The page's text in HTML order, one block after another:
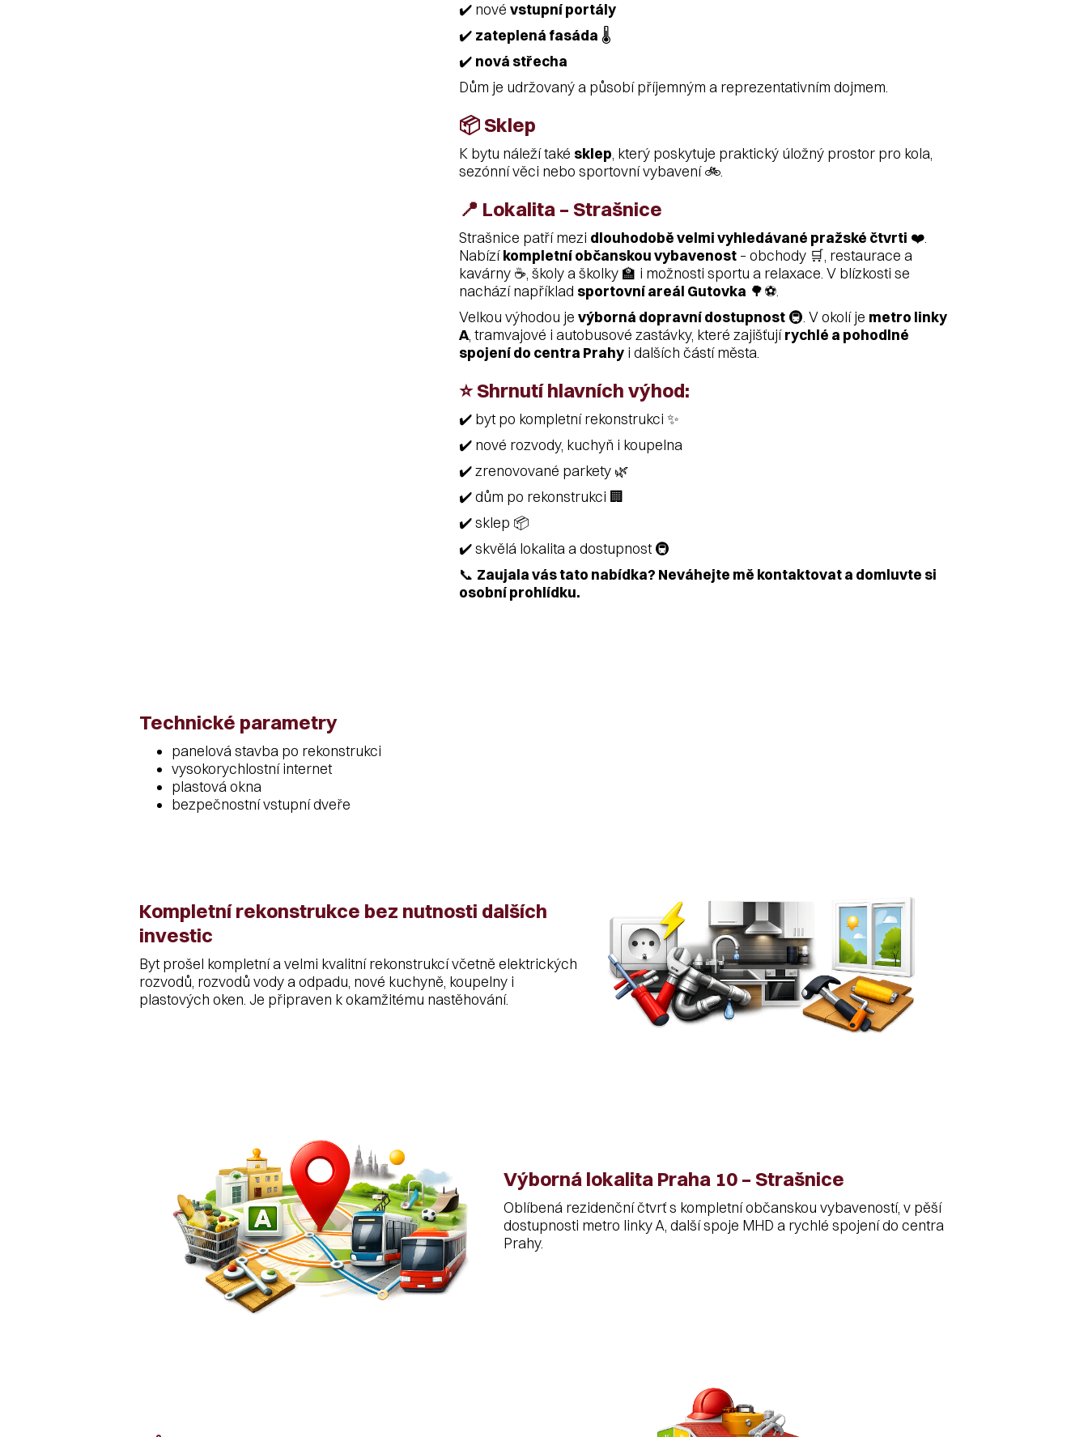
✔️ nové vstupní portály
✔️ zateplená fasáda 🌡️
✔️ nová střecha
Dům je udržovaný a působí příjemným a reprezentativním dojmem.
📦 Sklep
K bytu náleží také sklep, který poskytuje praktický úložný prostor pro kola,
sezónní věci nebo sportovní vybavení 🚲.
📍 Lokalita – Strašnice
Strašnice patří mezi dlouhodobě velmi vyhledávané pražské čtvrti ❤️.
Nabízíkompletní občanskou vybavenost – obchody 🛒, restaurace a
kavárny ☕, školy a školky 🏫 i možnosti sportu a relaxace. V blízkosti se
nachází například sportovní areál Gutovka 🌳⚽.
Velkou výhodou je výborná dopravní dostupnost 🚇. V okolí je metro linky
A, tramvajové i autobusové zastávky, které zajišťujírychlé a pohodlné
spojení do centra Prahy i dalších částí města.
⭐ Shrnutí hlavních výhod:
✔️ byt po kompletní rekonstrukci ✨
✔️ nové rozvody, kuchyň i koupelna
✔️ zrenovované parkety 🌿
✔️ dům po rekonstrukci 🏢
✔️ sklep 📦
✔️ skvělá lokalita a dostupnost 🚇
📞 Zaujala vás tato nabídka? Neváhejte mě kontaktovat a domluvte si
osobní prohlídku.
Technické parametry
panelová stavba po rekonstrukci
vysokorychlostní internet
plastová okna
bezpečnostní vstupní dveře
Kompletní rekonstrukce bez nutnosti dalších
investic
Byt prošel kompletní a velmi kvalitní rekonstrukcí včetně elektrických
rozvodů, rozvodů vody a odpadu, nové kuchyně, koupelny i
plastových oken. Je připraven k okamžitému nastěhování.
Výborná lokalita Praha 10 – Strašnice
Oblíbená rezidenční čtvrť s kompletní občanskou vybaveností, v pěší
dostupnosti metro linky A, další spoje MHD a rychlé spojení do centra
Prahy.